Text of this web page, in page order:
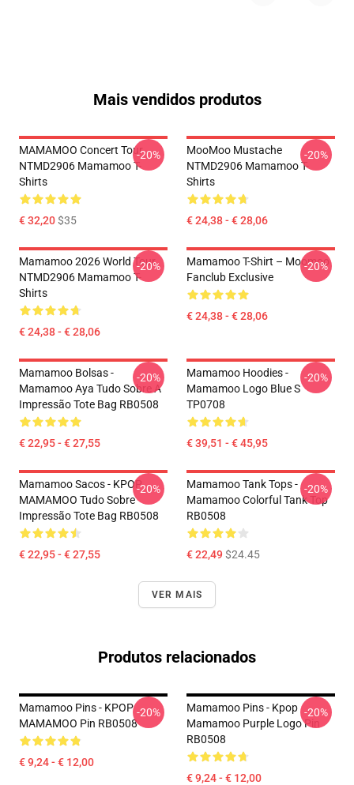
Mais vendidos produtos
MAMAMOO Concert Tour
NTMD2906 Mamamoo T-
Shirts
€ 32,20$35
-20%
MooMoo Mustache
NTMD2906 Mamamoo T-
Shirts
€ 24,38 - € 28,06
-20%
Mamamoo 2026 World Tour
NTMD2906 Mamamoo T-
Shirts
€ 24,38 - € 28,06
-20%
Mamamoo T-Shirt – Moomoo
Fanclub Exclusive
€ 24,38 - € 28,06
-20%
Mamamoo Bolsas -
Mamamoo Aya Tudo Sobre A
Impressão Tote Bag RB0508
€ 22,95 - € 27,55
-20%
Mamamoo Hoodies -
Mamamoo Logo Blue S
TP0708
€ 39,51 - € 45,95
-20%
Mamamoo Sacos - KPOP
MAMAMOO Tudo Sobre
Impressão Tote Bag RB0508
€ 22,95 - € 27,55
-20%
Mamamoo Tank Tops -
Mamamoo Colorful Tank Top
RB0508
€ 22,49$24.45
-20%
VER MAIS
Produtos relacionados
Mamamoo Pins - KPOP
MAMAMOO Pin RB0508
€ 9,24 - € 12,00
-20%
Mamamoo Pins - Kpop
Mamamoo Purple Logo Pin
RB0508
€ 9,24 - € 12,00
-20%